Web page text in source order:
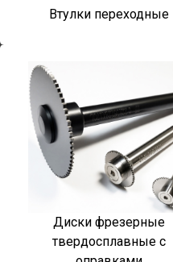
Втулки переходные
Диски фрезерные
твердосплавные с